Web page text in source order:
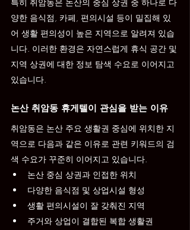
특히 취암동은 논산의 중심 상권 중 하나로 다
양한 음식점, 카페, 편의시설 등이 밀집해 있
어 생활 편의성이 높은 지역으로 알려져 있습
니다. 이러한 환경은 자연스럽게 휴식 공간 및
지역 상권에 대한 정보 탐색 수요로 이어지고
있습니다.
논산 취암동 휴게텔이 관심을 받는 이유
취암동은 논산 주요 생활권 중심에 위치한 지
역으로 다음과 같은 이유로 관련 키워드의 검
색 수요가 꾸준히 이어지고 있습니다.
논산 중심 상권과 인접한 위치
다양한 음식점 및 상업시설 형성
생활 편의시설이 잘 갖춰진 지역
주거와 상업이 결합된 복합 생활권